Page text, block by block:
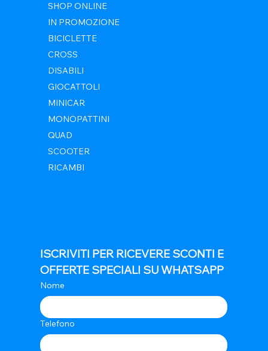
SHOP ONLINE
IN PROMOZIONE
BICICLETTE
CROSS
DISABILI
GIOCATTOLI
MINICAR
MONOPATTINI
QUAD
SCOOTER
RICAMBI
ISCRIVITI PER RICEVERE SCONTI E
OFFERTE SPECIALI SU WHATSAPP
Nome
Telefono